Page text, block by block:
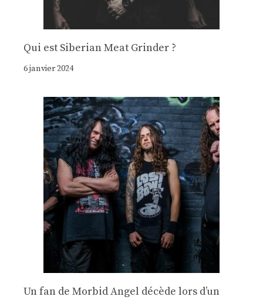
Qui est Siberian Meat Grinder ?
6 janvier 2024
Un fan de Morbid Angel décède lors d’un